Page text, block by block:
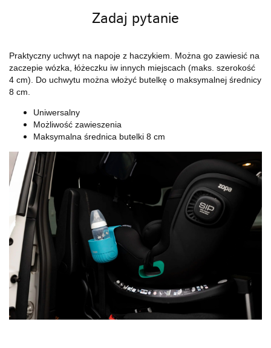
Zadaj pytanie
Praktyczny uchwyt na napoje z haczykiem. Można go zawiesić na
zaczepie wózka, łóżeczku iw innych miejscach (maks. szerokość
4 cm). Do uchwytu można włożyć butelkę o maksymalnej średnicy
8 cm.
Uniwersalny
Możliwość zawieszenia
Maksymalna średnica butelki 8 cm